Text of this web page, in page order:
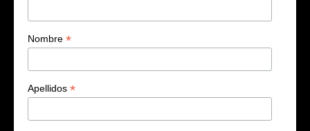
Nombre *
Apellidos *